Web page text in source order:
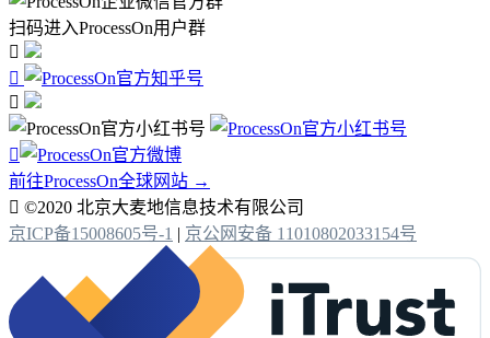
扫码进入ProcessOn用户群




前往ProcessOn全球网站 →
 ©2020 北京大麦地信息技术有限公司
京ICP备15008605号-1 | 京公网安备 11010802033154号